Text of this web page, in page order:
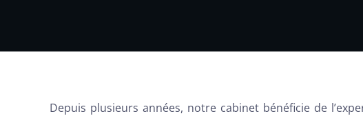
Depuis plusieurs années, notre cabinet bénéficie de